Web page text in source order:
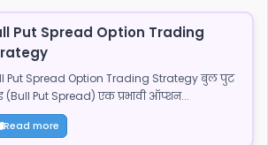
Put Spread Option Trading
Put Spread Option Trading Strategy बुल पुट
(Bull Put Spread) एक प्रभावी ऑप्शन...
Read more